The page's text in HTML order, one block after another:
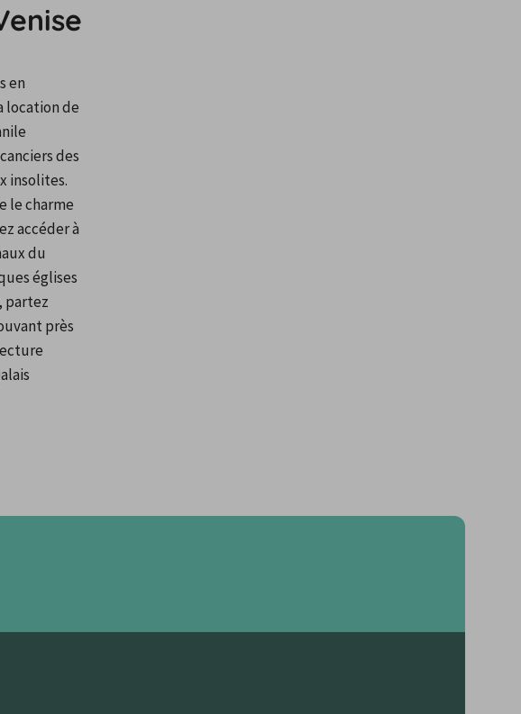
en
location de
des
insolites.
le charme
accéder à
du
églises
partez
près